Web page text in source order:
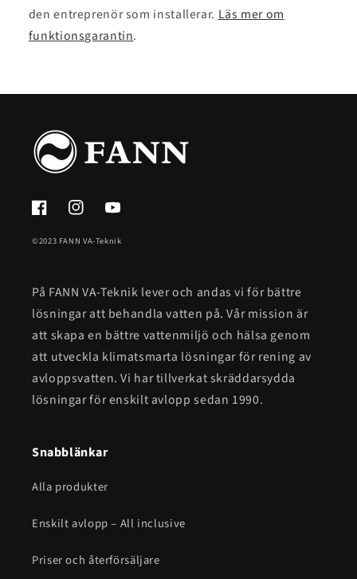
den entreprenör som installerar. Läs mer om
funktionsgarantin.
FacebookInstagramYouTube
©2023 FANN VA-Teknik
På FANN VA-Teknik lever och andas vi för bättre
lösningar att behandla vatten på. Vår mission är
att skapa en bättre vattenmiljö och hälsa genom
att utveckla klimatsmarta lösningar för rening av
avloppsvatten. Vi har tillverkat skräddarsydda
lösningar för enskilt avlopp sedan 1990.
Snabblänkar
Alla produkter
Enskilt avlopp – All inclusive
Priser och återförsäljare